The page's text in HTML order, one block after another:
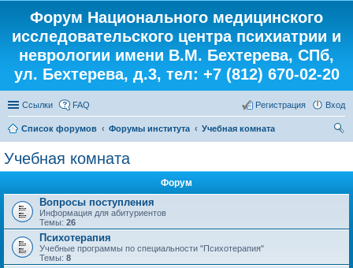
Форум Национального медицинского
исследовательского центра психиатрии и
неврологии имени В.М. Бехтерева, СПб,
ул. Бехтерева, д.3, тел: +7 (812) 670-02-20
Ссылки FAQ Вход
Регистрация
Список форумов Форумы института
Учебная комната
Учебная комната
Форум
Вопросы поступления
Информация для абитуриентов
Темы: 26
Психотерапия
Учебные программы по специальности "Психотерапия"
Темы: 8